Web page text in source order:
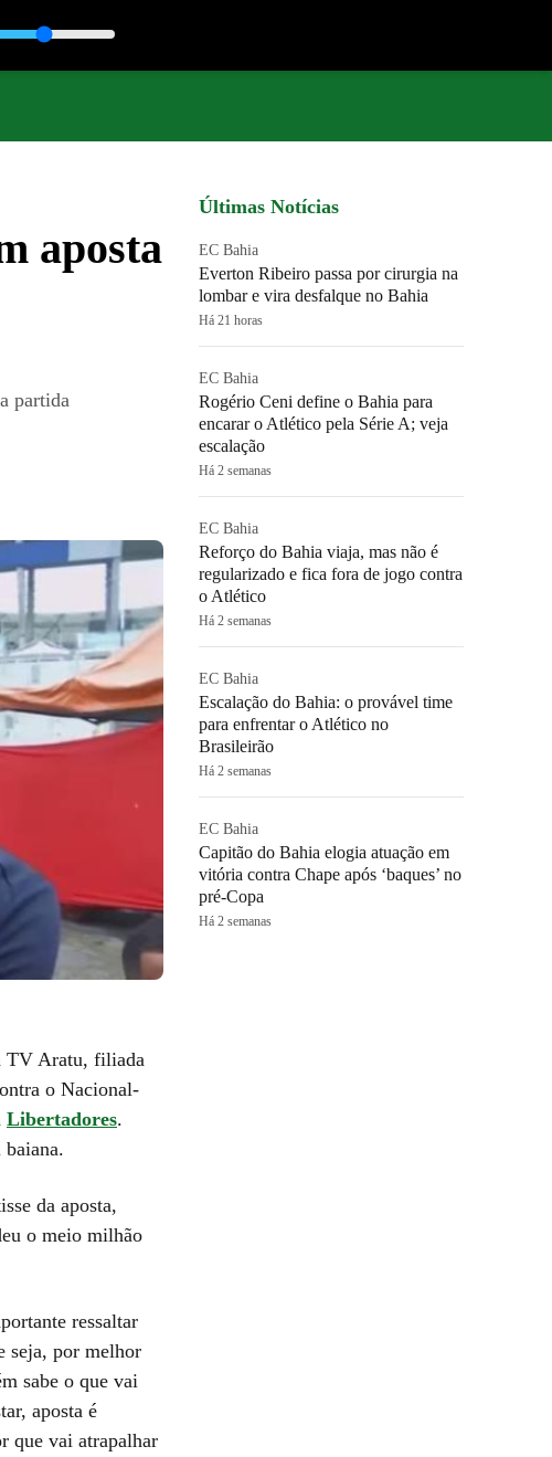
aposta
partida
TV Aratu, filiada
o Nacional-
Libertadores.
da aposta,
o meio milhão
ressaltar
seja, por melhor
sabe o que vai
aposta é
que vai atrapalhar
Últimas Notícias
EC Bahia
Everton Ribeiro passa por cirurgia na
lombar e vira desfalque no Bahia
Há 21 horas
EC Bahia
Rogério Ceni define o Bahia para
encarar o Atlético pela Série A; veja
escalação
Há 2 semanas
EC Bahia
Reforço do Bahia viaja, mas não é
regularizado e fica fora de jogo contra
o Atlético
Há 2 semanas
EC Bahia
Escalação do Bahia: o provável time
para enfrentar o Atlético no
Brasileirão
Há 2 semanas
EC Bahia
Capitão do Bahia elogia atuação em
vitória contra Chape após ‘baques’ no
pré-Copa
Há 2 semanas